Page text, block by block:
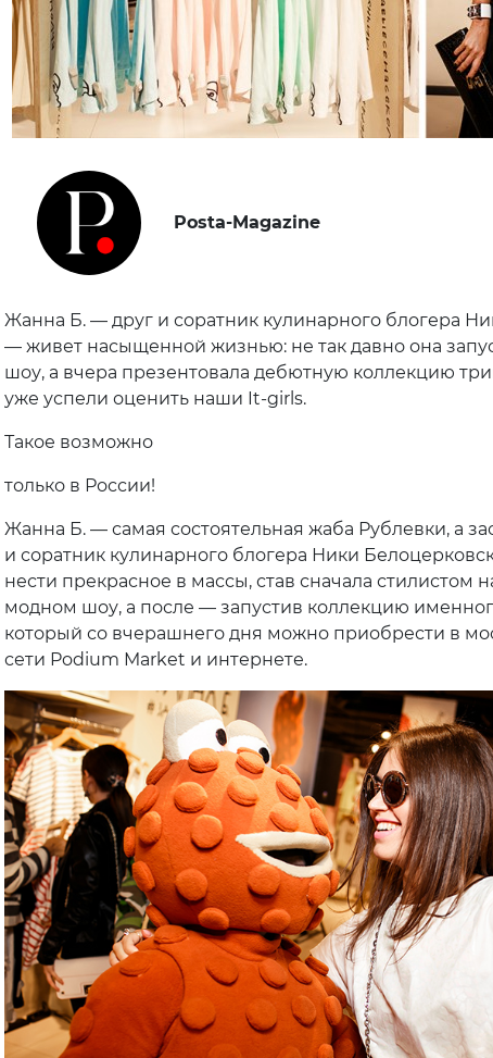
Posta-Magazine
Жанна Б. — друг и соратник кулинарного блогера
— живет насыщенной жизнью: не так давно она
шоу, а вчера презентовала дебютную коллекцию
уже успели оценить наши It-girls.
Такое возможно
только в России!
Жанна Б. — самая состоятельная жаба Рублевки, а
и соратник кулинарного блогера Ники
нести прекрасное в массы, став сначала стилистом
модном шоу, а после — запустив коллекцию
который со вчерашнего дня можно приобрести в
сети Podium Market и интернете.